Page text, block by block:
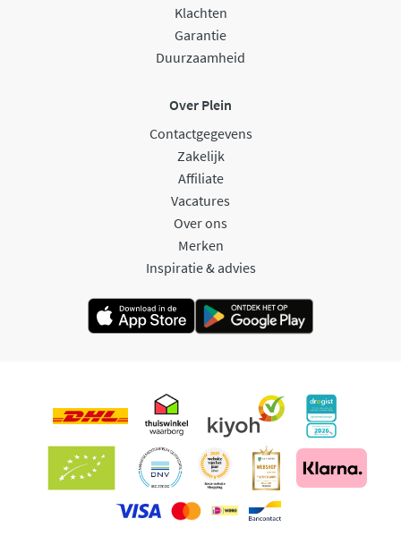
Klachten
Garantie
Duurzaamheid
Over Plein
Contactgegevens
Zakelijk
Affiliate
Vacatures
Over ons
Merken
Inspiratie & advies